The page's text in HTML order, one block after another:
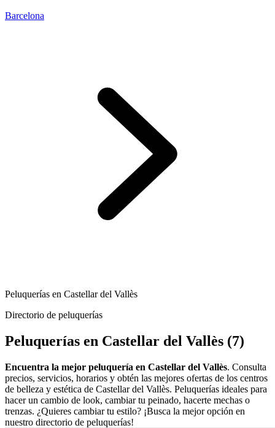
Barcelona
Peluquerías en Castellar del Vallès
Directorio de peluquerías
Peluquerías en Castellar del Vallès (7)
Encuentra la mejor peluquería en Castellar del Vallès. Consulta
precios, servicios, horarios y obtén las mejores ofertas de los centros
de belleza y estética de Castellar del Vallès. Peluquerías ideales para
hacer un cambio de look, cambiar tu peinado, hacerte mechas o
trenzas. ¿Quieres cambiar tu estilo? ¡Busca la mejor opción en
nuestro directorio de peluquerías!